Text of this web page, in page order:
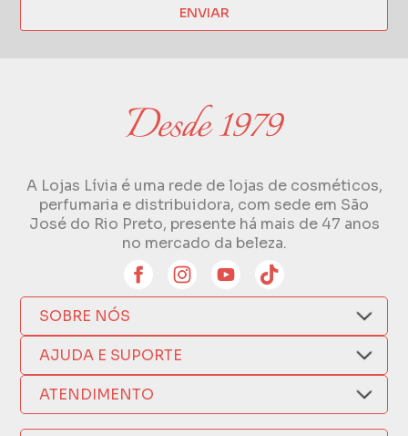
ENVIAR
A Lojas Lívia é uma rede de lojas de cosméticos,
perfumaria e distribuidora, com sede em São
José do Rio Preto, presente há mais de 47 anos
no mercado da beleza.
SOBRE NÓS
Quem Somos
Compra Segura
Como Comprar
Nossas Lojas
AJUDA E SUPORTE
Nosso Aplicativo
Trocas e Devoluções
Formas de Pagamento
ATENDIMENTO